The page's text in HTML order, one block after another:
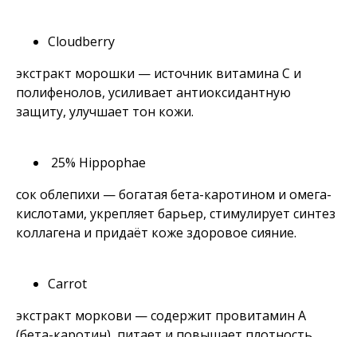
Cloudberry
экстракт морошки — источник витамина С и
полифенолов, усиливает антиоксидантную
защиту, улучшает тон кожи.
25% Hippophae
сок облепихи — богатая бета-каротином и омега-
кислотами, укрепляет барьер, стимулирует синтез
коллагена и придаёт коже здоровое сияние.
Carrot
экстракт моркови — содержит провитамин А